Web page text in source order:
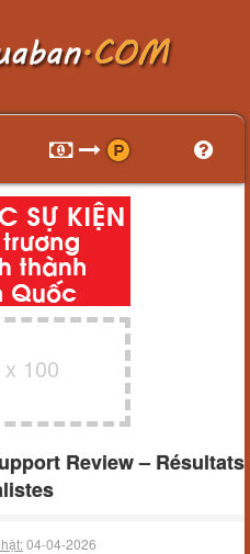
100
Review – Résultats
04-04-2026